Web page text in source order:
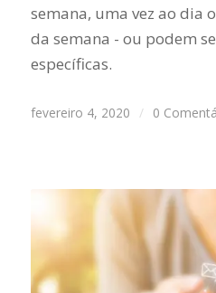
semana, uma vez ao dia
da semana - ou podem
específicas.
fevereiro 4, 2020 / 0